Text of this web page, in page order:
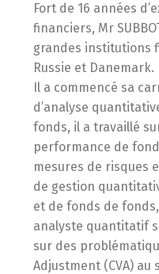
Fort de 16 années
financiers, Mr
grandes institutions
Russie et Danemark.
Il a commencé sa
d’analyse
fonds, il a travaillé
performance de
mesures de risques
de gestion
et de fonds de
analyste quantitatif
sur des
Adjustment (CVA) au